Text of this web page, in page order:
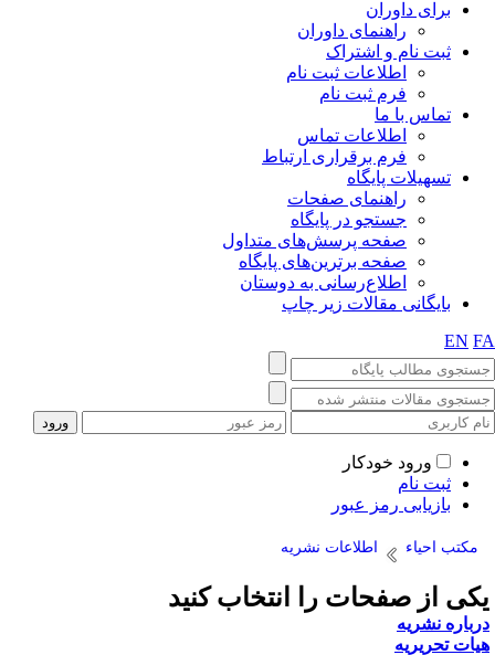
داوران
راهنمای داوران
نام و اشتراک
اطلاعات ثبت نام
فرم ثبت نام
با ما
اطلاعات تماس
فرم برقراری ارتباط
پایگاه
راهنمای صفحات
جستجو در پایگاه
صفحه پرسش‌های متداول
صفحه برترین‌های پایگاه
اطلاع‌رسانی به دوستان
مقالات زیر چاپ
ورود خودکار
نام
رمز عبور
اطلاعات نشریه
صفحات را انتخاب کنید